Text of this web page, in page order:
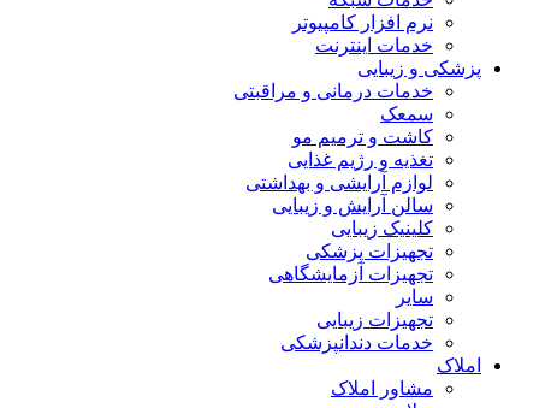
نرم افزار کامپیوتر
خدمات اینترنت
پزشکی و زیبایی
خدمات درمانی و مراقبتی
سمعک
کاشت و ترمیم مو
تغذیه و رژیم غذایی
لوازم آرایشی و بهداشتی
سالن آرایش و زیبایی
کلینیک زیبایی
تجهیزات پزشکی
تجهیزات آزمایشگاهی
سایر
تجهیزات زیبایی
خدمات دندانپزشکی
املاک
مشاور املاک